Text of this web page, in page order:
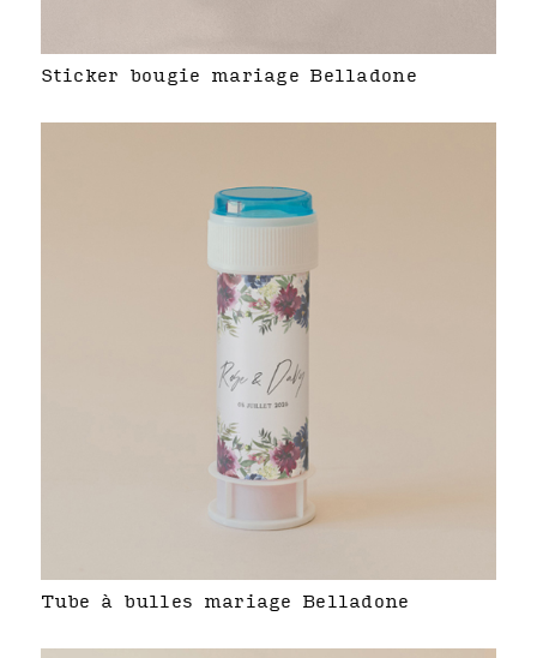
Sticker bougie mariage Belladone
Tube à bulles mariage Belladone